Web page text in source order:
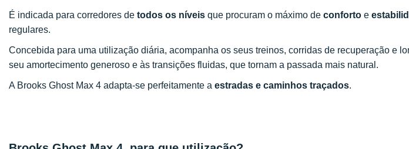
É indicada para corredores de todos os níveis que procuram o máximo de conforto e
regulares.
Concebida para uma utilização diária, acompanha os seus treinos, corridas de recuperação e
seu amortecimento generoso e às transições fluidas, que tornam a passada mais natural.
A Brooks Ghost Max 4 adapta-se perfeitamente a estradas e caminhos traçados.